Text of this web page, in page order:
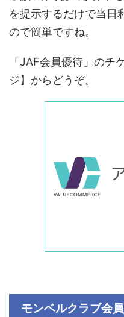
を提示するだけで当日
ので簡単ですね。
「JAF会員優待」のチ
ジ】からどうぞ。
モンベルクラブ会